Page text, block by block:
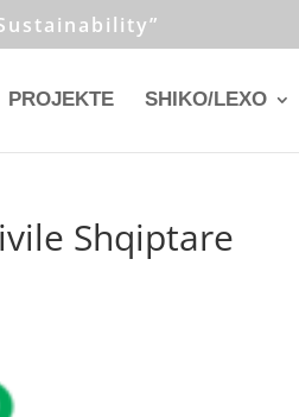
PROJEKTE SHIKO/LEXO
Shqiptare